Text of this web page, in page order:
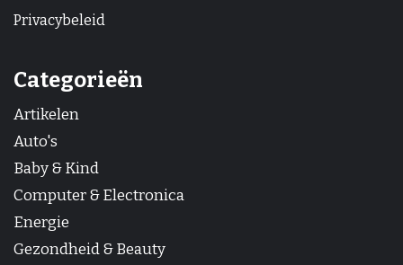
Privacybeleid
Categorieën
Artikelen
Auto's
Baby & Kind
Computer & Electronica
Energie
Gezondheid & Beauty